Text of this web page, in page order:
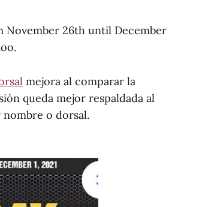
November 26th until December
mejora al comparar la
queda mejor respaldada al
o dorsal.